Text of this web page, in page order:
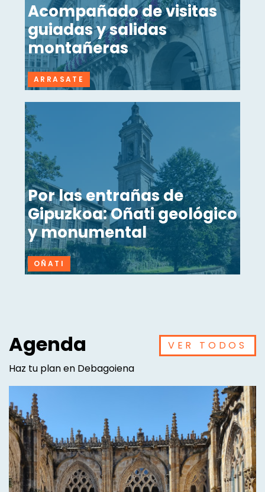
Acompañado de visitas
guiadas y salidas
montañeras
ARRASATE
Por las entrañas de
Gipuzkoa: Oñati geológico
y monumental
OÑATI
Agenda
Haz tu plan en Debagoiena
VER TODOS